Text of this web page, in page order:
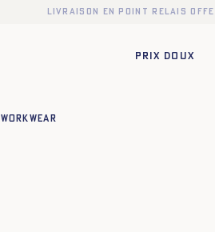
Livraison en point relais
PRIX DOUX
Workwear